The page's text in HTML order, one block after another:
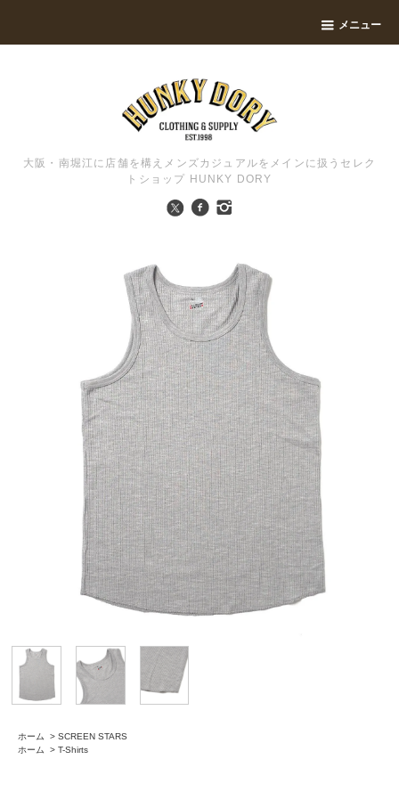
メニュー
大阪・南堀江に店舗を構えメンズカジュアルをメインに扱うセレク
トショップ HUNKY DORY
ホーム > SCREEN STARS
ホーム
> T-Shirts